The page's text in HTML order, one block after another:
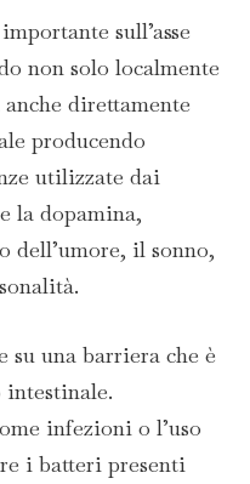
sull’asse
non solo localmente
direttamente
producendo
utilizzate dai
la dopamina,
dell’umore, il sonno,
una barriera che è
intestinale.
infezioni o l’uso
i batteri presenti